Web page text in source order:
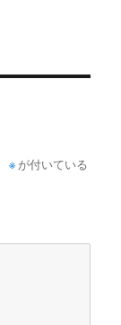
※ が付いている